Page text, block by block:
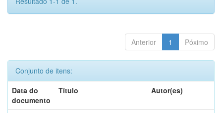
Anterior 1 Póximo
Conjunto de itens:
Data do
documento
Título Autor(es)